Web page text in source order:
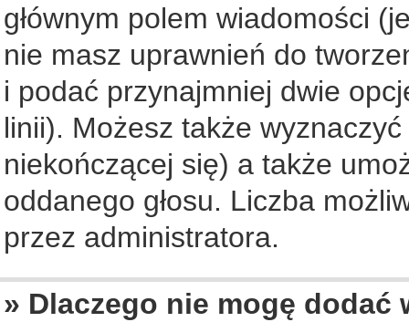
głównym polem wiadomości
nie masz uprawnień do
i podać przynajmniej dwie
linii). Możesz także
niekończącej się) a także
oddanego głosu. Liczba
przez administratora.
» Dlaczego nie mogę